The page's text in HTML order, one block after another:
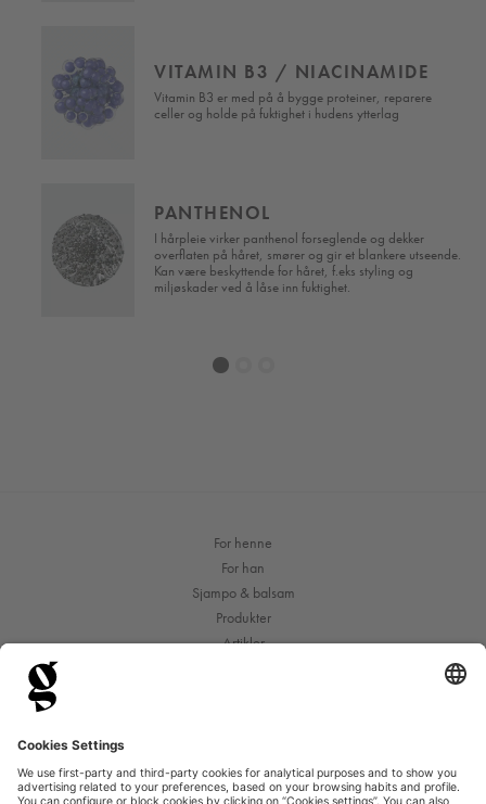
VITAMIN B3 / NIACINAMIDE
Vitamin B3 er med på å bygge proteiner, reparere
celler og holde på fuktighet i hudens ytterlag
PANTHENOL
I hårpleie virker panthenol forseglende og dekker
overflaten på håret, smører og gir et blankere utseende.
Kan være beskyttende for håret, f.eks styling og
miljøskader ved å låse inn fuktighet.
1
For henne
For han
Sjampo & balsam
Produkter
Artikler